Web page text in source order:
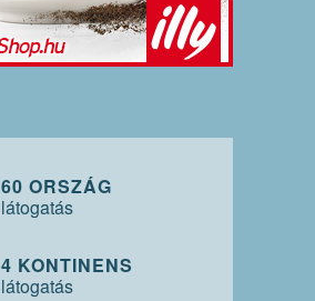
60 ORSZÁG
látogatás
4 KONTINENS
látogatás